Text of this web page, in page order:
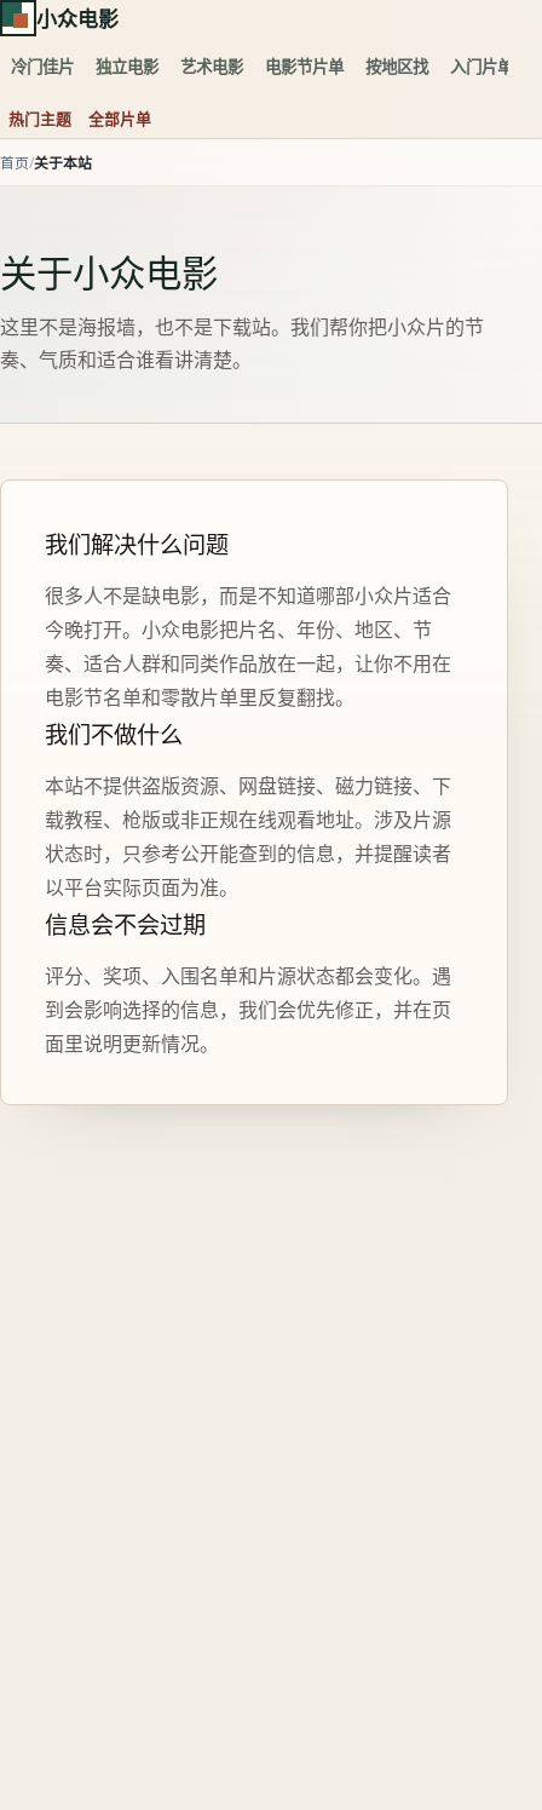
小众电影
冷门佳片 独立电影 艺术电影 电影节片单 按地区找 入门片单
热门主题 全部片单
首页 关于本站
关于小众电影
这里不是海报墙，也不是下载站。我们帮你把小众片的节
奏、气质和适合谁看讲清楚。
我们解决什么问题
很多人不是缺电影，而是不知道哪部小众片适合
今晚打开。小众电影把片名、年份、地区、节
奏、适合人群和同类作品放在一起，让你不用在
电影节名单和零散片单里反复翻找。
我们不做什么
本站不提供盗版资源、网盘链接、磁力链接、下
载教程、枪版或非正规在线观看地址。涉及片源
状态时，只参考公开能查到的信息，并提醒读者
以平台实际页面为准。
信息会不会过期
评分、奖项、入围名单和片源状态都会变化。遇
到会影响选择的信息，我们会优先修正，并在页
面里说明更新情况。